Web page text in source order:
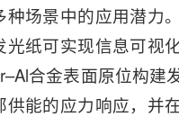
种场景中的应用潜力
光纸可实现信息可视
合金表面原位构建
供能的应力响应，并